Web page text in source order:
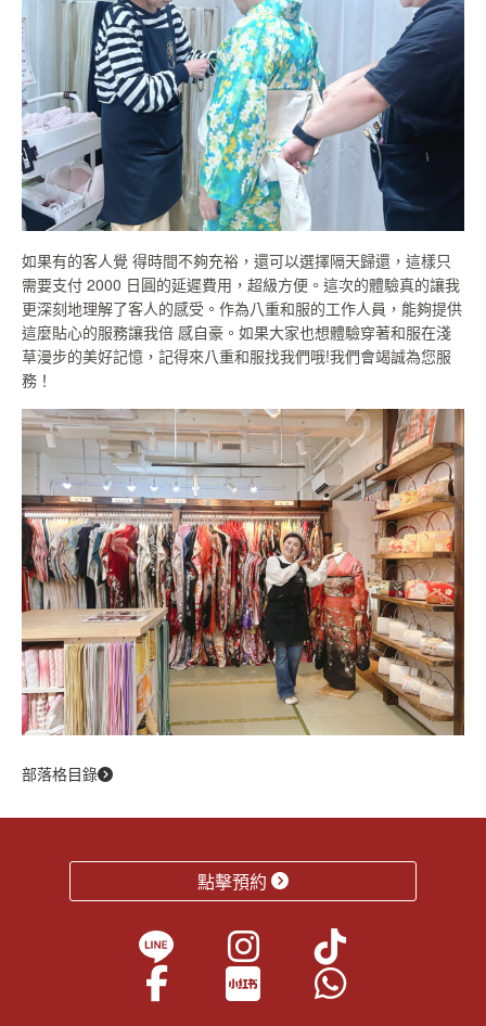
如果有的客人覺 得時間不夠充裕，還可以選擇隔天歸還，這樣只
需要支付 2000 日圓的延遲費用，超級方便。這次的體驗真的讓我
更深刻地理解了客人的感受。作為八重和服的工作人員，能夠提供
這麼貼心的服務讓我倍 感自豪。如果大家也想體驗穿著和服在淺
草漫步的美好記憶，記得來八重和服找我們哦!我們會竭誠為您服
務！
部落格目錄
點擊預約